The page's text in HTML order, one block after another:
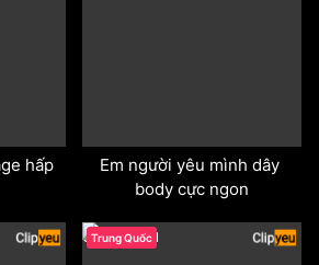
hấp
Em người yêu mình dây
body cực ngon
Trung Quốc
odd